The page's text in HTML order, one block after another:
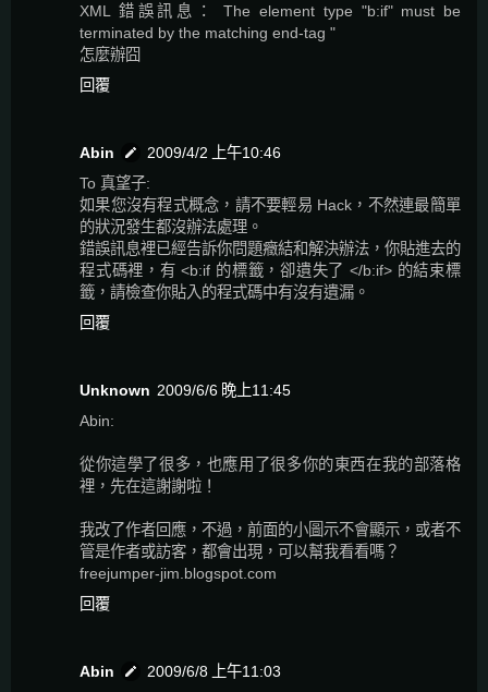
XML 錯誤訊息： The element type "b:if" must be
terminated by the matching end-tag "
怎麼辦囧
回覆
Abin
2009/4/2 上午10:46
To 真望子:
如果您沒有程式概念，請不要輕易 Hack，不然連最簡單
的狀況發生都沒辦法處理。
錯誤訊息裡已經告訴你問題癥結和解決辦法，你貼進去的
程式碼裡，有 <b:if 的標籤，卻遺失了 </b:if> 的結束標
籤，請檢查你貼入的程式碼中有沒有遺漏。
回覆
Unknown 2009/6/6 晚上11:45
Abin:
從你這學了很多，也應用了很多你的東西在我的部落格
裡，先在這謝謝啦！
我改了作者回應，不過，前面的小圖示不會顯示，或者不
管是作者或訪客，都會出現，可以幫我看看嗎？
freejumper-jim.blogspot.com
回覆
Abin
2009/6/8 上午11:03